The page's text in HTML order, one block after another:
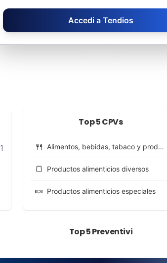
Importo aggiudicato: 0 €
Valore stimato: 59.572 €
Tasso di
Numero di
Accedi a Tendios
1
Top 5 CPVs
🍴 Alimentos, bebidas, tabaco y productos afines
🍞 Productos alimenticios diversos
🍬 Productos alimenticios especiales
Top 5 Preventivi